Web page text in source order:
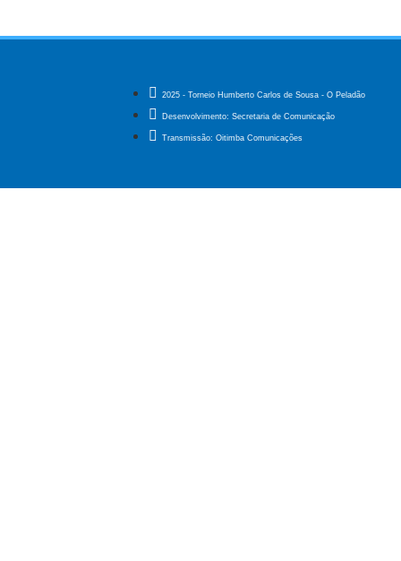
2025 - Torneio Humberto Carlos de Sousa - O Peladão
Desenvolvimento: Secretaria de Comunicação
Transmissão: Oitimba Comunicações